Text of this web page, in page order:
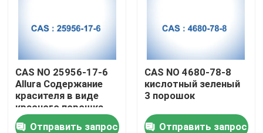
Путешествие фабрики
Проверка качества
Свяжитесь мы
CAS NO 25956-17-6
Allura Содержание
красителя в виде
красного порошка
AC 80%
Отправить запрос
CAS NO 4680-78-8
кислотный зеленый
3 порошок
Отправить запрос